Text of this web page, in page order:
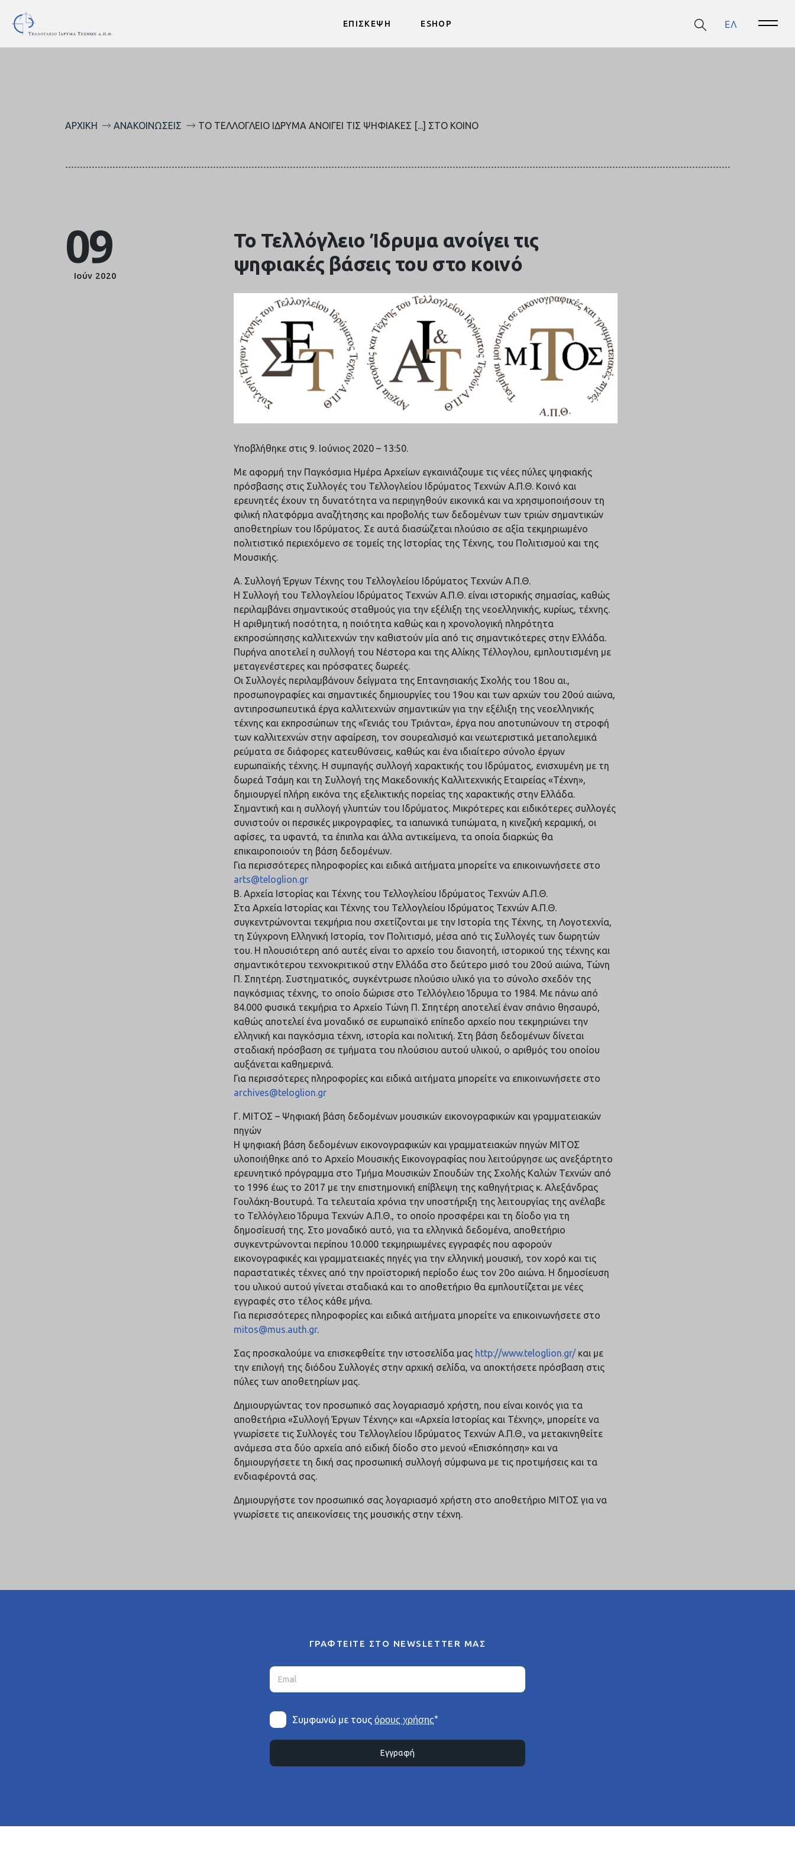
ΕΠΙΣΚΕΨΗ ESHOP ΕΛ Open
ΑΡΧΙΚΉ ΑΝΑΚΟΙΝΏΣΕΙΣ ΤΟ ΤΕΛΛΌΓΛΕΙΟ ΊΔΡΥΜΑ ΑΝΟΊΓΕΙ ΤΙΣ ΨΗΦΙΑΚΈΣ [...] ΣΤΟ ΚΟΙΝΌ
09
Ιούν 2020
Το Τελλόγλειο Ίδρυμα ανοίγει τις
ψηφιακές βάσεις του στο κοινό
Υποβλήθηκε στις 9. Ιούνιος 2020 – 13:50.
Με αφορμή την Παγκόσμια Ημέρα Αρχείων εγκαινιάζουμε τις νέες πύλες ψηφιακής
πρόσβασης στις Συλλογές του Τελλογλείου Ιδρύματος Τεχνών Α.Π.Θ. Κοινό και
ερευνητές έχουν τη δυνατότητα να περιηγηθούν εικονικά και να χρησιμοποιήσουν τη
φιλική πλατφόρμα αναζήτησης και προβολής των δεδομένων των τριών σημαντικών
αποθετηρίων του Ιδρύματος. Σε αυτά διασώζεται πλούσιο σε αξία τεκμηριωμένο
πολιτιστικό περιεχόμενο σε τομείς της Ιστορίας της Τέχνης, του Πολιτισμού και της
Μουσικής.
Α. Συλλογή Έργων Τέχνης του Τελλογλείου Ιδρύματος Τεχνών Α.Π.Θ.
Η Συλλογή του Τελλογλείου Ιδρύματος Τεχνών Α.Π.Θ. είναι ιστορικής σημασίας, καθώς
περιλαμβάνει σημαντικούς σταθμούς για την εξέλιξη της νεοελληνικής, κυρίως, τέχνης.
Η αριθμητική ποσότητα, η ποιότητα καθώς και η χρονολογική πληρότητα
εκπροσώπησης καλλιτεχνών την καθιστούν μία από τις σημαντικότερες στην Ελλάδα.
Πυρήνα αποτελεί η συλλογή του Νέστορα και της Αλίκης Τέλλογλου, εμπλουτισμένη με
μεταγενέστερες και πρόσφατες δωρεές.
Οι Συλλογές περιλαμβάνουν δείγματα της Επτανησιακής Σχολής του 18ου αι.,
προσωπογραφίες και σημαντικές δημιουργίες του 19ου και των αρχών του 20ού αιώνα,
αντιπροσωπευτικά έργα καλλιτεχνών σημαντικών για την εξέλιξη της νεοελληνικής
τέχνης και εκπροσώπων της «Γενιάς του Τριάντα», έργα που αποτυπώνουν τη στροφή
των καλλιτεχνών στην αφαίρεση, τον σουρεαλισμό και νεωτεριστικά μεταπολεμικά
ρεύματα σε διάφορες κατευθύνσεις, καθώς και ένα ιδιαίτερο σύνολο έργων
ευρωπαϊκής τέχνης. Η συμπαγής συλλογή χαρακτικής του Ιδρύματος, ενισχυμένη με τη
δωρεά Τσάμη και τη Συλλογή της Μακεδονικής Καλλιτεχνικής Εταιρείας «Τέχνη»,
δημιουργεί πλήρη εικόνα της εξελικτικής πορείας της χαρακτικής στην Ελλάδα.
Σημαντική και η συλλογή γλυπτών του Ιδρύματος. Μικρότερες και ειδικότερες συλλογές
συνιστούν οι περσικές μικρογραφίες, τα ιαπωνικά τυπώματα, η κινεζική κεραμική, οι
αφίσες, τα υφαντά, τα έπιπλα και άλλα αντικείμενα, τα οποία διαρκώς θα
επικαιροποιούν τη βάση δεδομένων.
Για περισσότερες πληροφορίες και ειδικά αιτήματα μπορείτε να επικοινωνήσετε στο
arts@teloglion.gr
Β. Αρχεία Ιστορίας και Τέχνης του Τελλογλείου Ιδρύματος Τεχνών Α.Π.Θ.
Στα Αρχεία Ιστορίας και Τέχνης του Τελλογλείου Ιδρύματος Τεχνών Α.Π.Θ.
συγκεντρώνονται τεκμήρια που σχετίζονται με την Ιστορία της Τέχνης, τη Λογοτεχνία,
τη Σύγχρονη Ελληνική Ιστορία, τον Πολιτισμό, μέσα από τις Συλλογές των δωρητών
του. Η πλουσιότερη από αυτές είναι το αρχείο του διανοητή, ιστορικού της τέχνης και
σημαντικότερου τεχνοκριτικού στην Ελλάδα στο δεύτερο μισό του 20ού αιώνα, Τώνη
Π. Σπητέρη. Συστηματικός, συγκέντρωσε πλούσιο υλικό για το σύνολο σχεδόν της
παγκόσμιας τέχνης, το οποίο δώρισε στο Τελλόγλειο Ίδρυμα το 1984. Με πάνω από
84.000 φυσικά τεκμήρια το Αρχείο Τώνη Π. Σπητέρη αποτελεί έναν σπάνιο θησαυρό,
καθώς αποτελεί ένα μοναδικό σε ευρωπαϊκό επίπεδο αρχείο που τεκμηριώνει την
ελληνική και παγκόσμια τέχνη, ιστορία και πολιτική. Στη βάση δεδομένων δίνεται
σταδιακή πρόσβαση σε τμήματα του πλούσιου αυτού υλικού, ο αριθμός του οποίου
αυξάνεται καθημερινά.
Για περισσότερες πληροφορίες και ειδικά αιτήματα μπορείτε να επικοινωνήσετε στο
archives@teloglion.gr
Γ. ΜΙΤΟΣ – Ψηφιακή βάση δεδομένων μουσικών εικονογραφικών και γραμματειακών
πηγών
Η ψηφιακή βάση δεδομένων εικονογραφικών και γραμματειακών πηγών ΜΙΤΟΣ
υλοποιήθηκε από το Αρχείο Μουσικής Εικονογραφίας που λειτούργησε ως ανεξάρτητο
ερευνητικό πρόγραμμα στο Τμήμα Μουσικών Σπουδών της Σχολής Καλών Τεχνών από
το 1996 έως το 2017 με την επιστημονική επίβλεψη της καθηγήτριας κ. Αλεξάνδρας
Γουλάκη-Βουτυρά. Τα τελευταία χρόνια την υποστήριξη της λειτουργίας της ανέλαβε
το Τελλόγλειο Ίδρυμα Τεχνών Α.Π.Θ., το οποίο προσφέρει και τη δίοδο για τη
δημοσίευσή της. Στο μοναδικό αυτό, για τα ελληνικά δεδομένα, αποθετήριο
συγκεντρώνονται περίπου 10.000 τεκμηριωμένες εγγραφές που αφορούν
εικονογραφικές και γραμματειακές πηγές για την ελληνική μουσική, τον χορό και τις
παραστατικές τέχνες από την προϊστορική περίοδο έως τον 20ο αιώνα. Η δημοσίευση
του υλικού αυτού γίνεται σταδιακά και το αποθετήριο θα εμπλουτίζεται με νέες
εγγραφές στο τέλος κάθε μήνα.
Για περισσότερες πληροφορίες και ειδικά αιτήματα μπορείτε να επικοινωνήσετε στο
mitos@mus.auth.gr.
Σας προσκαλούμε να επισκεφθείτε την ιστοσελίδα μας http://www.teloglion.gr/και με
την επιλογή της διόδου Συλλογές στην αρχική σελίδα, να αποκτήσετε πρόσβαση στις
πύλες των αποθετηρίων μας.
Δημιουργώντας τον προσωπικό σας λογαριασμό χρήστη, που είναι κοινός για τα
αποθετήρια «Συλλογή Έργων Τέχνης» και «Αρχεία Ιστορίας και Τέχνης», μπορείτε να
γνωρίσετε τις Συλλογές του Τελλογλείου Ιδρύματος Τεχνών Α.Π.Θ., να μετακινηθείτε
ανάμεσα στα δύο αρχεία από ειδική δίοδο στο μενού «Επισκόπηση» και να
δημιουργήσετε τη δική σας προσωπική συλλογή σύμφωνα με τις προτιμήσεις και τα
ενδιαφέροντά σας.
Δημιουργήστε τον προσωπικό σας λογαριασμό χρήστη στο αποθετήριο ΜΙΤΟΣ για να
γνωρίσετε τις απεικονίσεις της μουσικής στην τέχνη.
ΓΡΑΦΤΕΙΤΕ ΣΤΟ NEWSLETTER ΜΑΣ
Συμφωνώ με τους όρους χρήσης*
Εγγραφή